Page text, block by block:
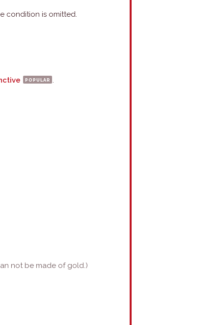
condition is omitted.
popular .
not be made of gold.)